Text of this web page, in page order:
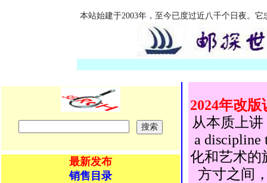
本站始建于2003年，至今已度过近八千个日夜。
最新发布
销售目录
2024年改版
从本质上
a discipline
化和艺术的
方寸之间